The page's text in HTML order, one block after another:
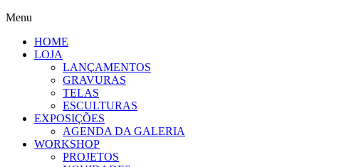
Menu
HOME
LOJA
LANÇAMENTOS
GRAVURAS
TELAS
ESCULTURAS
EXPOSIÇÕES
AGENDA DA GALERIA
WORKSHOP
PROJETOS